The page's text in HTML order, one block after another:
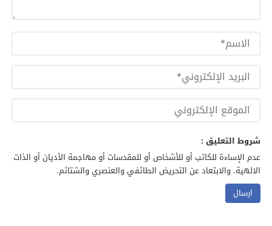
شروط التعليق :
عدم الإساءة للكاتب أو للأشخاص أو للمقدسات أو مهاجمة الأديان أو الذات
الالهية. والابتعاد عن التحريض الطائفي والعنصري والشتائم.